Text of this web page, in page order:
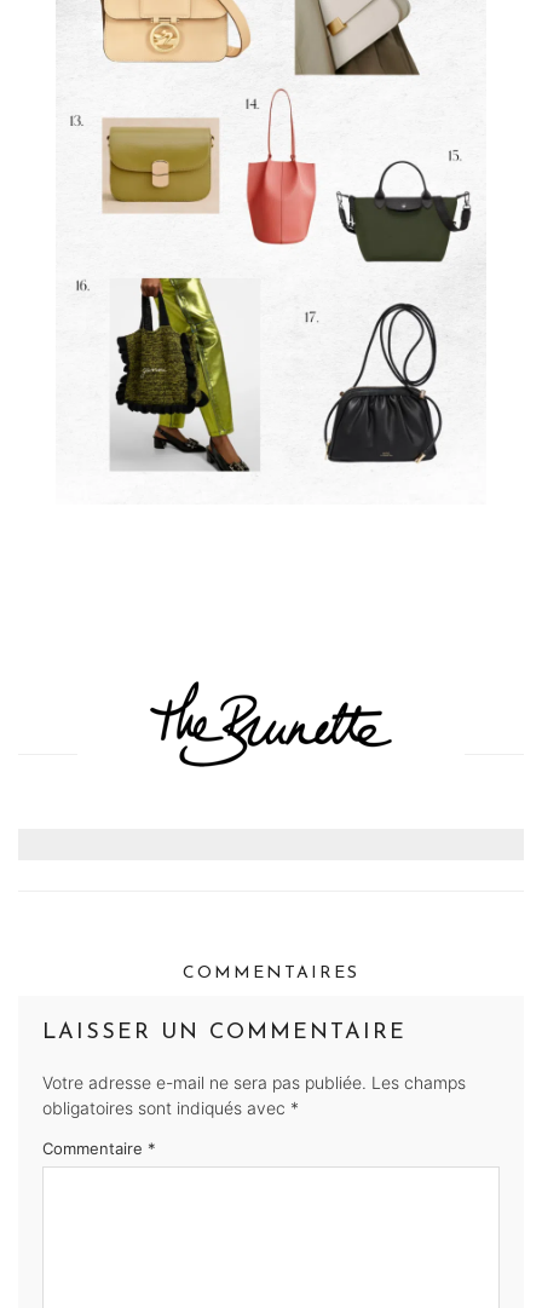
COMMENTAIRES
LAISSER UN COMMENTAIRE
Votre adresse e-mail ne sera pas publiée. Les champs
obligatoires sont indiqués avec *
Commentaire *